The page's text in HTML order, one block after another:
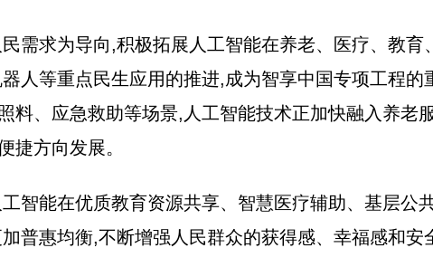
需求为导向,积极拓展人工智能在养老、医疗、教育
人等重点民生应用的推进,成为智享中国专项工程的
料、应急救助等场景,人工智能技术正加快融入养老
捷方向发展。
智能在优质教育资源共享、智慧医疗辅助、基层公
普惠均衡,不断增强人民群众的获得感、幸福感和安